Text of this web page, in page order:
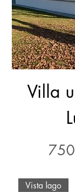
Villa
Vista lago